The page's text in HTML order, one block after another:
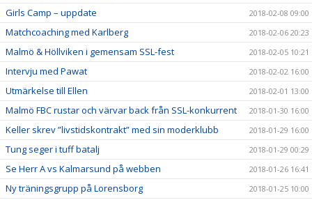
Girls Camp – uppdate 2018-02-08 09:00
Matchcoaching med Karlberg 2018-02-06 20:23
Malmö & Höllviken i gemensam SSL-fest 2018-02-05 10:21
Intervju med Pawat 2018-02-02 16:00
Utmärkelse till Ellen 2018-02-01 13:00
Malmö FBC rustar och värvar back från SSL-konkurrent 2018-01-30 16:00
Keller skrev ”livstidskontrakt” med sin moderklubb 2018-01-29 16:00
Tung seger i tuff batalj 2018-01-29 00:29
Se Herr A vs Kalmarsund på webben 2018-01-26 16:41
Ny träningsgrupp på Lorensborg 2018-01-25 10:00